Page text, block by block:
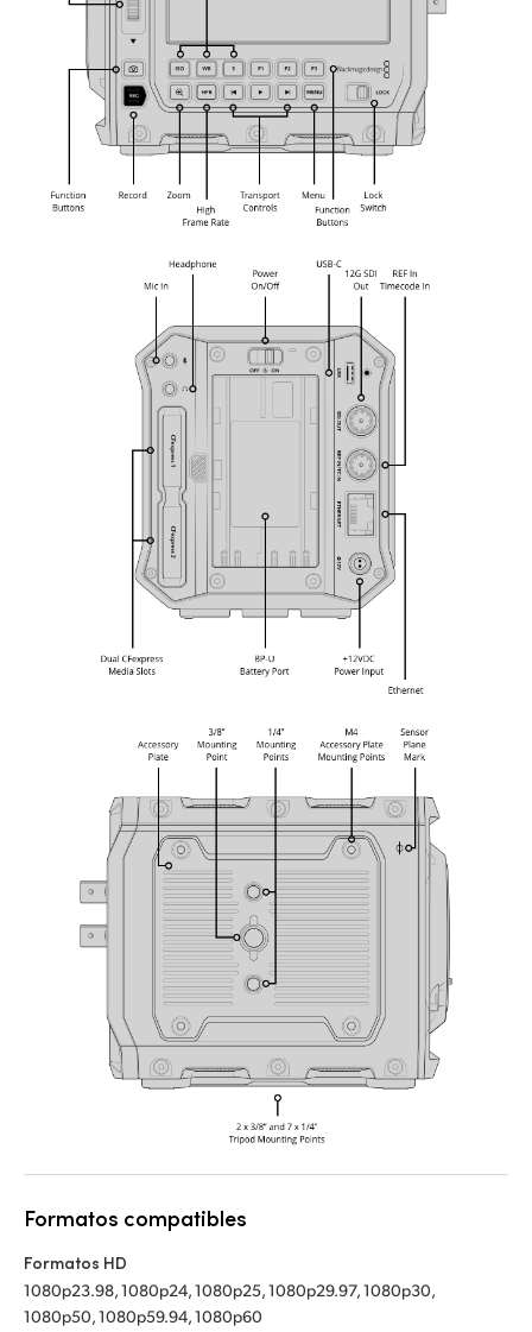
Formatos compatibles
Formatos HD
1080p23.98, 1080p24, 1080p25, 1080p29.97, 1080p30,
1080p50, 1080p59.94, 1080p60